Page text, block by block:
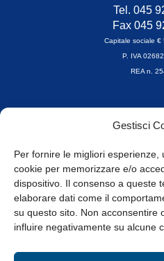
Gestisci
Per fornire le migliori esperienze,
cookie per memorizzare e/o
dispositivo. Il consenso a queste
elaborare dati come il
su questo sito. Non acconsentire
influire negativamente su alcune
Tel. 045
Fax 045
Capitale sociale €
P. IVA
REA n.
Orari di
8.30-13.00 /
© Tutti i
Privacy Policy e Cookie